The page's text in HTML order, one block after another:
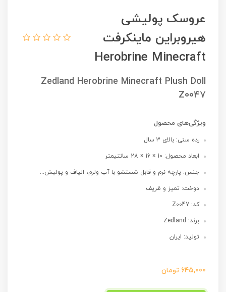
عروسک پولیشی
هیروبراین ماینکرفت
Herobrine Minecraft
Zedland Herobrine Minecraft Plush Doll
Z0047
ویژگی‌های محصول
رده سنی: بالای 3 سال
ابعاد محصول: 10 × 16 × 28 سانتیمتر
جنس: پارچه نرم و قابل شستشو با آب ولرم، الیاف و پولیش...
دوخت: تمیز و ظریف
کد: Z0047
برند: Zedland
تولید: ایران
645,000 تومان